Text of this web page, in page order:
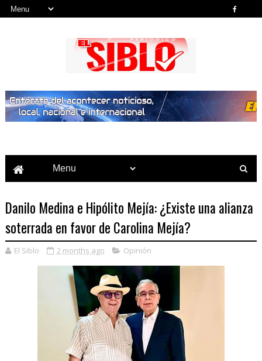
Danilo Medina e Hipólito Mejía: ¿Existe una alianza
soterrada en favor de Carolina Mejía?
El Siblo 2 months ago Opinión